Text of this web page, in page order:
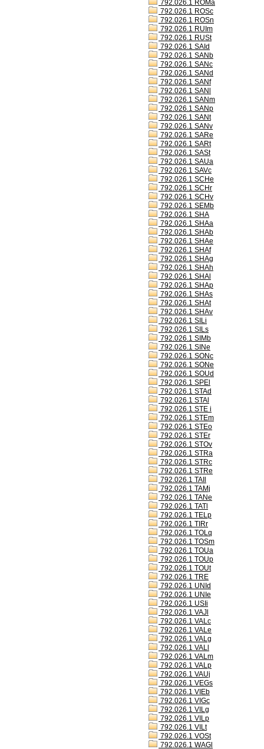
792.026.1 ROMa
792.026.1 ROSc
792.026.1 ROSn
792.026.1 RUIm
792.026.1 RUSt
792.026.1 SAId
792.026.1 SANb
792.026.1 SANc
792.026.1 SANd
792.026.1 SANf
792.026.1 SANl
792.026.1 SANm
792.026.1 SANp
792.026.1 SANt
792.026.1 SANv
792.026.1 SARe
792.026.1 SARt
792.026.1 SASt
792.026.1 SAUa
792.026.1 SAVc
792.026.1 SCHe
792.026.1 SCHr
792.026.1 SCHv
792.026.1 SEMb
792.026.1 SHA
792.026.1 SHAa
792.026.1 SHAb
792.026.1 SHAe
792.026.1 SHAf
792.026.1 SHAg
792.026.1 SHAh
792.026.1 SHAl
792.026.1 SHAp
792.026.1 SHAs
792.026.1 SHAt
792.026.1 SHAv
792.026.1 SILi
792.026.1 SILs
792.026.1 SIMb
792.026.1 SINe
792.026.1 SONc
792.026.1 SONe
792.026.1 SOUd
792.026.1 SPEl
792.026.1 STAd
792.026.1 STAl
792.026.1 STE i
792.026.1 STEm
792.026.1 STEo
792.026.1 STEr
792.026.1 STOv
792.026.1 STRa
792.026.1 STRc
792.026.1 STRe
792.026.1 TAIl
792.026.1 TAMj
792.026.1 TANe
792.026.1 TATl
792.026.1 TELp
792.026.1 TIRr
792.026.1 TOLq
792.026.1 TOSm
792.026.1 TOUa
792.026.1 TOUp
792.026.1 TOUt
792.026.1 TRE
792.026.1 UNId
792.026.1 UNIe
792.026.1 USIi
792.026.1 VAJl
792.026.1 VALc
792.026.1 VALe
792.026.1 VALg
792.026.1 VALl
792.026.1 VALm
792.026.1 VALp
792.026.1 VAUj
792.026.1 VEGs
792.026.1 VIEb
792.026.1 VIGc
792.026.1 VILg
792.026.1 VILp
792.026.1 VILt
792.026.1 VOSt
792.026.1 WAGl